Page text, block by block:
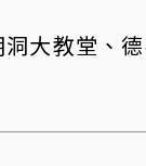
洞大教堂、